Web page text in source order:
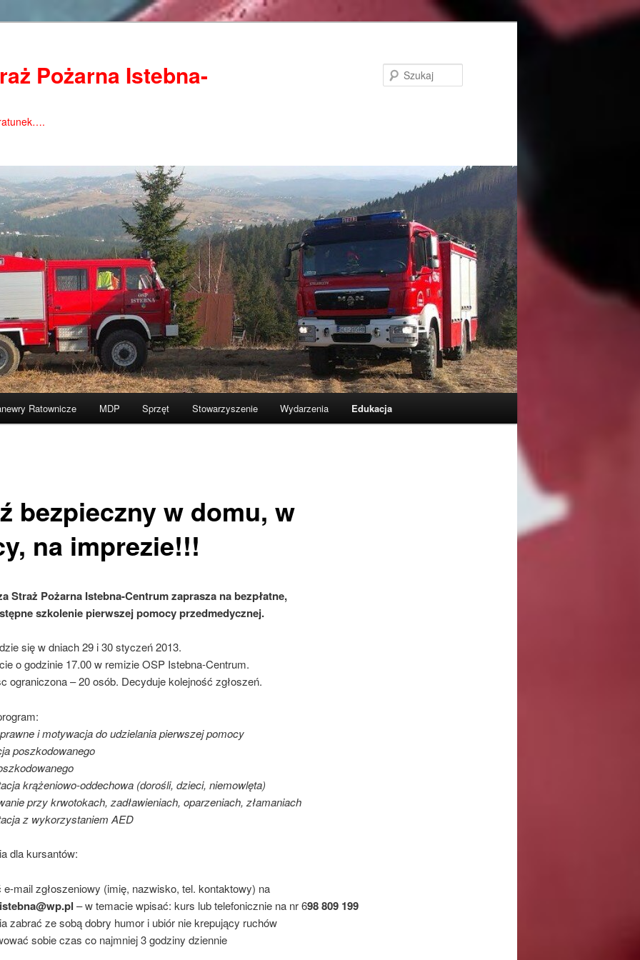
Pożarna Istebna-
Ratownicze MDP Sprzęt Stowarzyszenie Wydarzenia Edukacja
bezpieczny w domu, w
na imprezie!!!
Straż Pożarna Istebna-Centrum zaprasza na bezpłatne,
szkolenie pierwszej pomocy przedmedycznej.
się w dniach 29 i 30 styczeń 2013.
o godzinie 17.00 w remizie OSP Istebna-Centrum.
ograniczona – 20 osób. Decyduje kolejność zgłoszeń.
i motywacja do udzielania pierwszej pomocy
poszkodowanego
krążeniowo-oddechowa (dorośli, dzieci, niemowlęta)
przy krwotokach, zadławieniach, oparzeniach, złamaniach
z wykorzystaniem AED
dla kursantów:
e-mail zgłoszeniowy (imię, nazwisko, tel. kontaktowy) na
– w temacie wpisać: kurs lub telefonicznie na nr 698 809 199
zabrać ze sobą dobry humor i ubiór nie krepujący ruchów
sobie czas co najmniej 3 godziny dziennie